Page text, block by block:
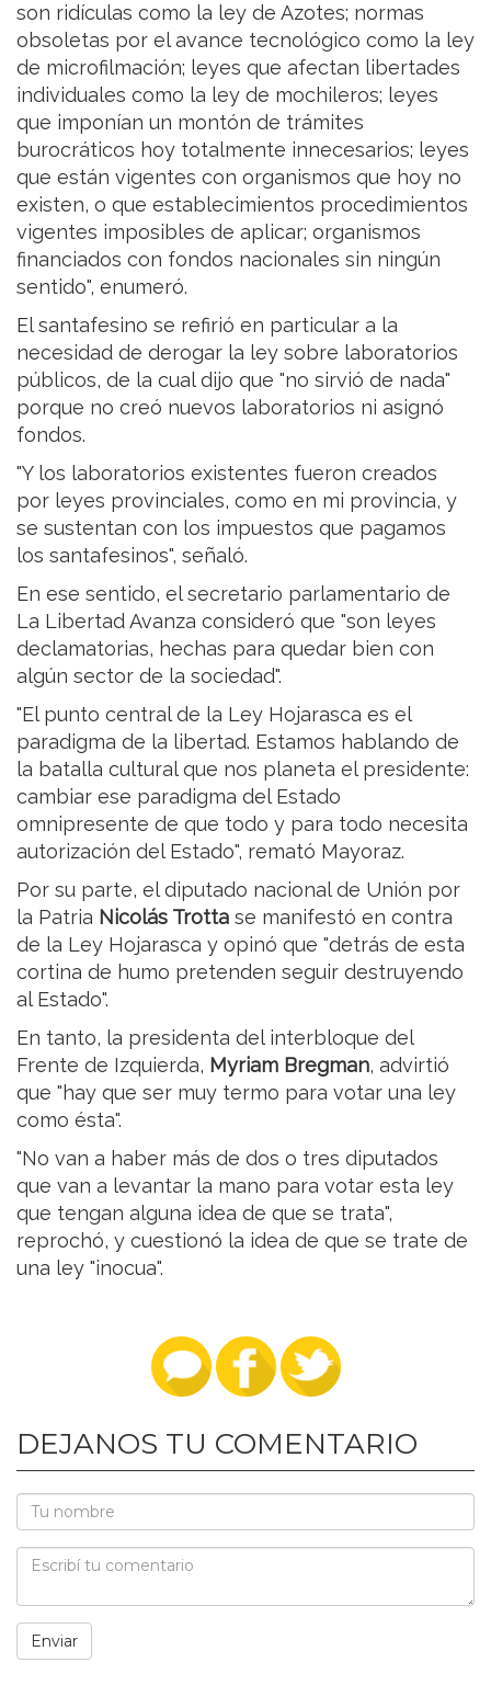
son ridículas como la ley de Azotes; normas
obsoletas por el avance tecnológico como la ley
de microfilmación; leyes que afectan libertades
individuales como la ley de mochileros; leyes
que imponían un montón de trámites
burocráticos hoy totalmente innecesarios; leyes
que están vigentes con organismos que hoy no
existen, o que establecimientos procedimientos
vigentes imposibles de aplicar; organismos
financiados con fondos nacionales sin ningún
sentido", enumeró.
El santafesino se refirió en particular a la
necesidad de derogar la ley sobre laboratorios
públicos, de la cual dijo que "no sirvió de nada"
porque no creó nuevos laboratorios ni asignó
fondos.
"Y los laboratorios existentes fueron creados
por leyes provinciales, como en mi provincia, y
se sustentan con los impuestos que pagamos
los santafesinos", señaló.
En ese sentido, el secretario parlamentario de
La Libertad Avanza consideró que "son leyes
declamatorias, hechas para quedar bien con
algún sector de la sociedad".
"El punto central de la Ley Hojarasca es el
paradigma de la libertad. Estamos hablando de
la batalla cultural que nos planeta el presidente:
cambiar ese paradigma del Estado
omnipresente de que todo y para todo necesita
autorización del Estado", remató Mayoraz.
Por su parte, el diputado nacional de Unión por
la Patria Nicolás Trotta se manifestó en contra
de la Ley Hojarasca y opinó que "detrás de esta
cortina de humo pretenden seguir destruyendo
al Estado".
En tanto, la presidenta del interbloque del
Frente de Izquierda, Myriam Bregman, advirtió
que "hay que ser muy termo para votar una ley
como ésta".
"No van a haber más de dos o tres diputados
que van a levantar la mano para votar esta ley
que tengan alguna idea de que se trata",
reprochó, y cuestionó la idea de que se trate de
una ley "inocua".
DEJANOS TU COMENTARIO